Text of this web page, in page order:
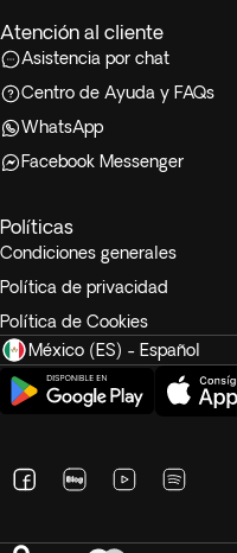
Atención al cliente
Asistencia por chat
Centro de Ayuda y FAQs
WhatsApp
Facebook Messenger
Políticas
Condiciones generales
Política de privacidad
Política de Cookies
México (ES) - Español